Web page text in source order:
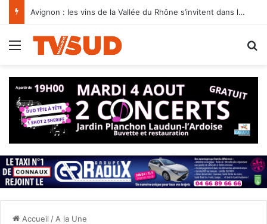
Avignon : les vins de la Vallée du Rhône s’invitent dans les jardins du Palais des Papes
Menu
Accueil / A la Une